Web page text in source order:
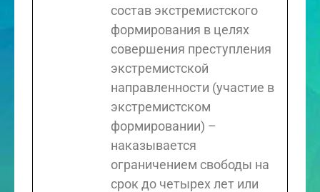
состав экстремистского
формирования в целях
совершения преступления
экстремистской
направленности (участие в
экстремистском
формировании) –
наказывается
ограничением свободы на
срок до четырех лет или